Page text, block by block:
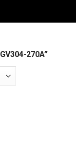
270A”